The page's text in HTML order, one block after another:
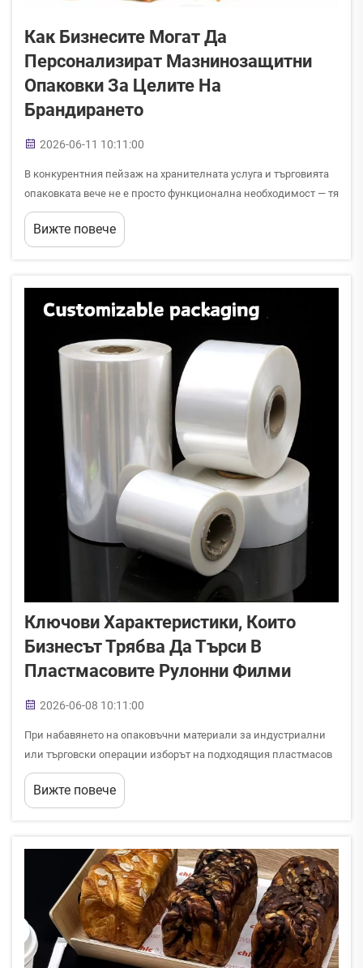
Как Бизнесите Могат Да
Персонализират Мазнинозащитни
Опаковки За Целите На
Брандирането
2026-06-11 10:11:00
В конкурентния пейзаж на хранителната услуга и търговията
опаковката вече не е просто функционална необходимост — тя
е един от най-мощните контактни точки, чрез които брендът
взаимодейства с клиентите си. Маслорезистентните опаковки
Вижте повече
Ключови Характеристики, Които
Бизнесът Трябва Да Търси В
Пластмасовите Рулонни Филми
2026-06-08 10:11:00
При набавянето на опаковъчни материали за индустриални
или търговски операции изборът на подходящия пластмасов
рулонен филм може да окаже значително влияние върху
оперативната ефективност, безопасното съхранение на
Вижте повече